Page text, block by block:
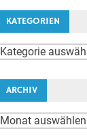
KATEGORIEN
Kategorien
ARCHIV
Archiv